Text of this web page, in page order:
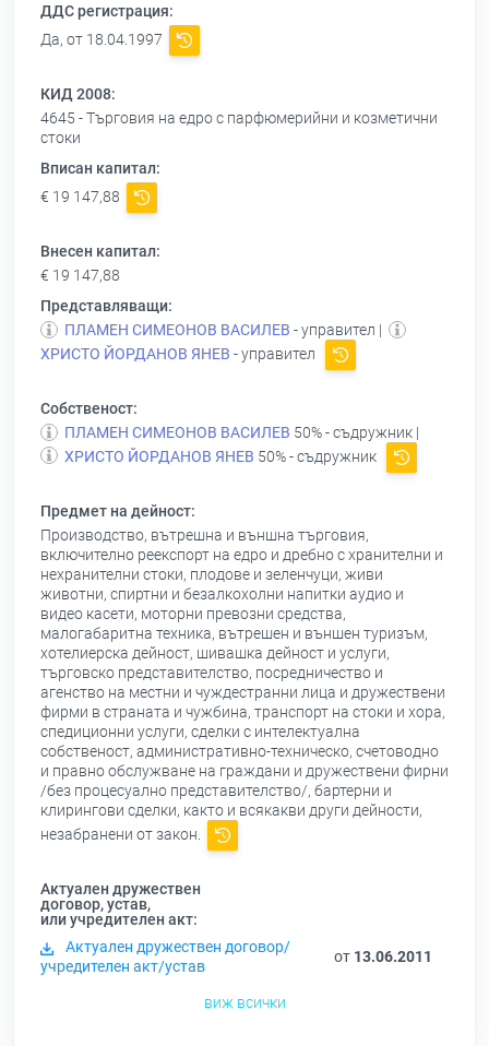
ДДС регистрация:
Да, от 18.04.1997
КИД 2008:
4645 - Търговия на едро с парфюмерийни и козметични
стоки
Вписан капитал:
€ 19 147,88
Внесен капитал:
€ 19 147,88
Представляващи:
ПЛАМЕН СИМЕОНОВ ВАСИЛЕВ - управител |
ХРИСТО ЙОРДАНОВ ЯНЕВ - управител
Собственост:
ПЛАМЕН СИМЕОНОВ ВАСИЛЕВ 50% - съдружник |
ХРИСТО ЙОРДАНОВ ЯНЕВ 50% - съдружник
Предмет на дейност:
Производство, вътрешна и външна търговия,
включително реекспорт на едро и дребно с хранителни и
нехранителни стоки, плодове и зеленчуци, живи
животни, спиртни и безалкохолни напитки аудио и
видео касети, моторни превозни средства,
малогабаритна техника, вътрешен и външен туризъм,
хотелиерска дейност, шивашка дейност и услуги,
търговско представителство, посредничество и
агенство на местни и чуждестранни лица и дружествени
фирми в страната и чужбина, транспорт на стоки и хора,
спедиционни услуги, сделки с интелектуална
собственост, административно-техническо, счетоводно
и правно обслужване на граждани и дружествени фирни
/без процесуално представителство/, бартерни и
клирингови сделки, както и всякакви други дейности,
незабранени от закон.
Актуален дружествен
договор, устав,
или учредителен акт:
Актуален дружествен договор/
учредителен акт/устав
от 13.06.2011
виж всички